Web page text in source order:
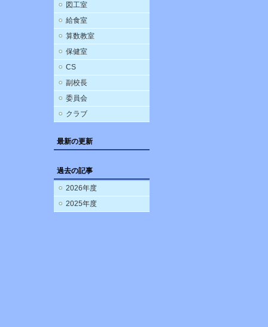
図工室
給食室
算数教室
保健室
CS
副校長
委員会
クラブ
最新の更新
過去の記事
2026年度
2025年度